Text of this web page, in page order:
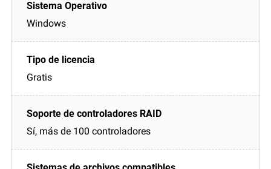
Windows
Gratis
Sí, más de 100 controladores